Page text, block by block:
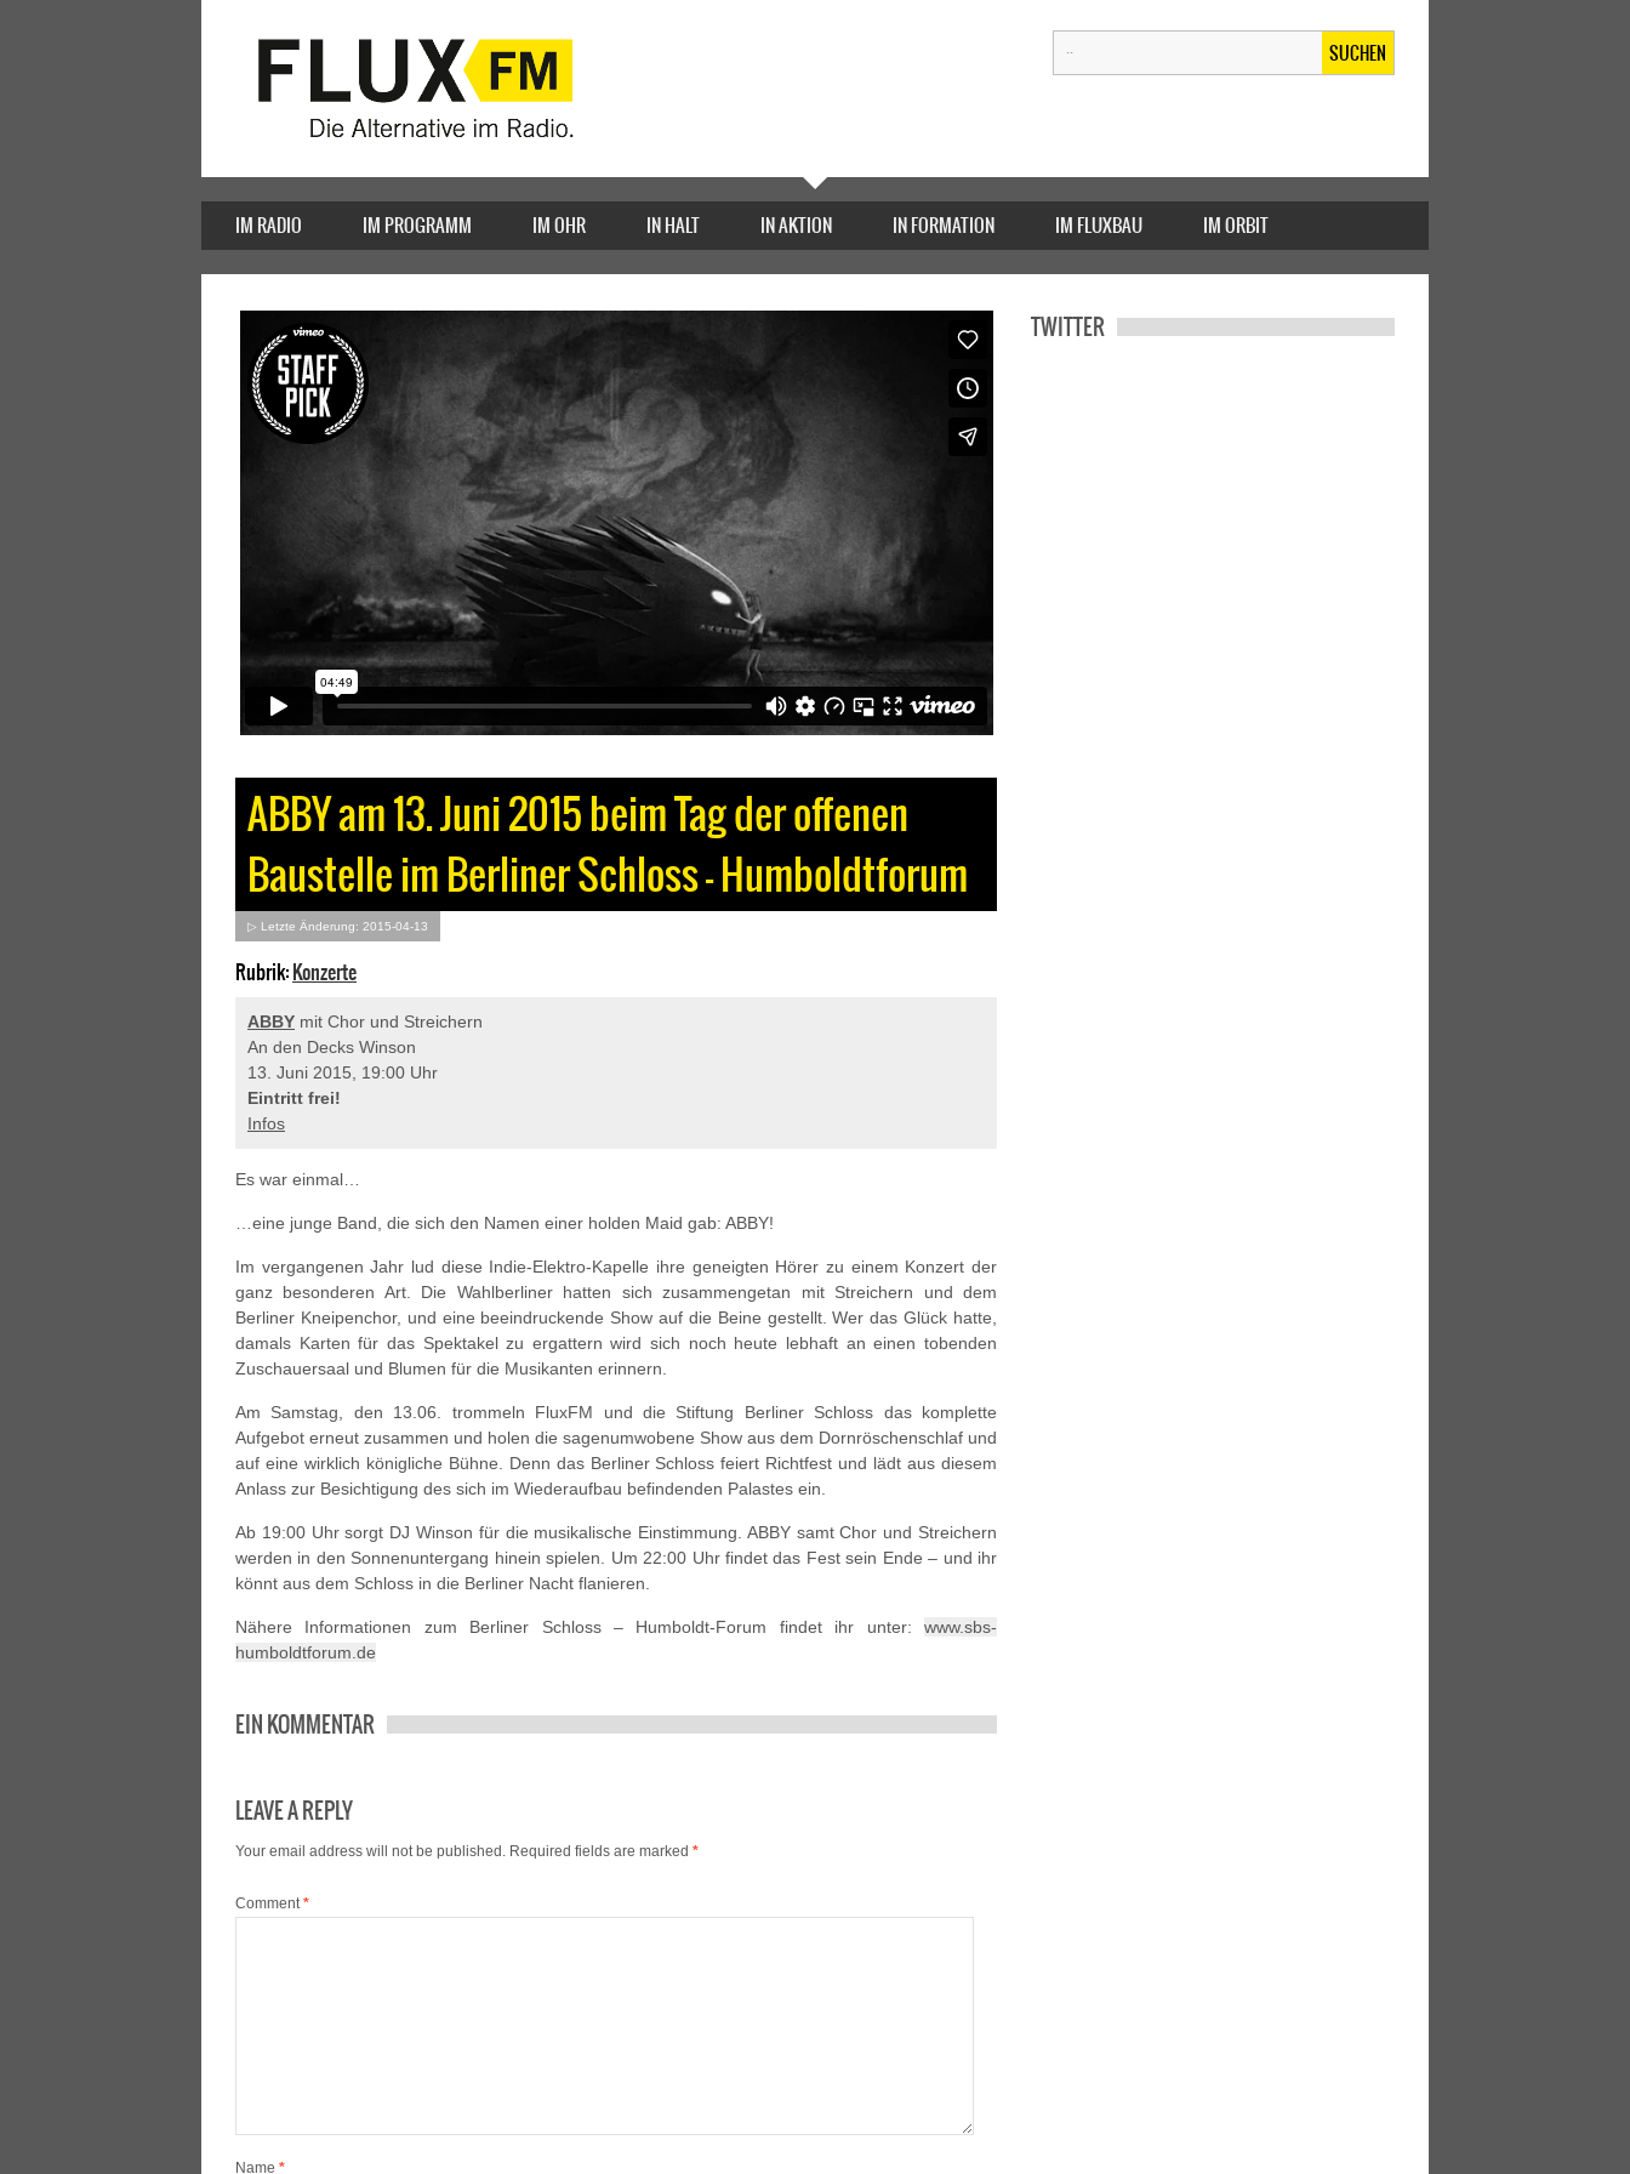
SUCHEN
IM RADIO IM PROGRAMM IM OHR IN HALT IN AKTION IN FORMATION IM FLUXBAU IM ORBIT
ABBY am 13. Juni 2015 beim Tag der offenen
Baustelle im Berliner Schloss – Humboldtforum
▷ Letzte Änderung: 2015-04-13
Rubrik:Konzerte
ABBY mit Chor und Streichern
An den Decks Winson
13. Juni 2015, 19:00 Uhr
Eintritt frei!
Infos
Es war einmal…
…eine junge Band, die sich den Namen einer holden Maid gab: ABBY!
Im vergangenen Jahr lud diese Indie-Elektro-Kapelle ihre geneigten Hörer zu einem Konzert der
ganz besonderen Art. Die Wahlberliner hatten sich zusammengetan mit Streichern und dem
Berliner Kneipenchor, und eine beeindruckende Show auf die Beine gestellt. Wer das Glück hatte,
damals Karten für das Spektakel zu ergattern wird sich noch heute lebhaft an einen tobenden
Zuschauersaal und Blumen für die Musikanten erinnern.
Am Samstag, den 13.06. trommeln FluxFM und die Stiftung Berliner Schloss das komplette
Aufgebot erneut zusammen und holen die sagenumwobene Show aus dem Dornröschenschlaf und
auf eine wirklich königliche Bühne. Denn das Berliner Schloss feiert Richtfest und lädt aus diesem
Anlass zur Besichtigung des sich im Wiederaufbau befindenden Palastes ein.
Ab 19:00 Uhr sorgt DJ Winson für die musikalische Einstimmung. ABBY samt Chor und Streichern
werden in den Sonnenuntergang hinein spielen. Um 22:00 Uhr findet das Fest sein Ende – und ihr
könnt aus dem Schloss in die Berliner Nacht flanieren.
Nähere Informationen zum Berliner Schloss – Humboldt-Forum findet ihr unter: www.sbs-
humboldtforum.de
EIN KOMMENTAR
LEAVE A REPLY
Your email address will not be published. Required fields are marked *
Comment*
Name *
TWITTER